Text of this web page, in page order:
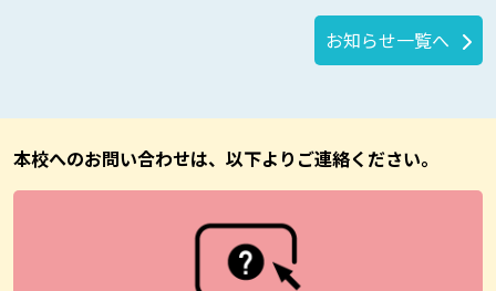
お知らせ一覧へ
本校へのお問い合わせは、以下よりご連絡ください。